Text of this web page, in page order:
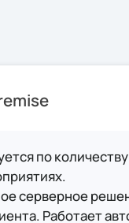
для ВКС под
российскими
системами:
по
серверное
Работает